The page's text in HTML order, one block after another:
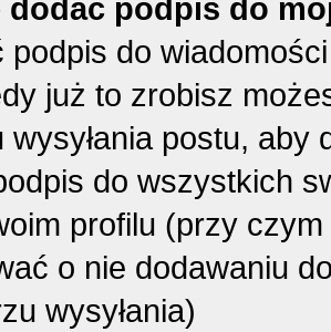
dodać podpis do
podpis do
już to zrobisz
wysyłania postu,
do wszystkich
profilu (przy
o nie dodawaniu
wysyłania)